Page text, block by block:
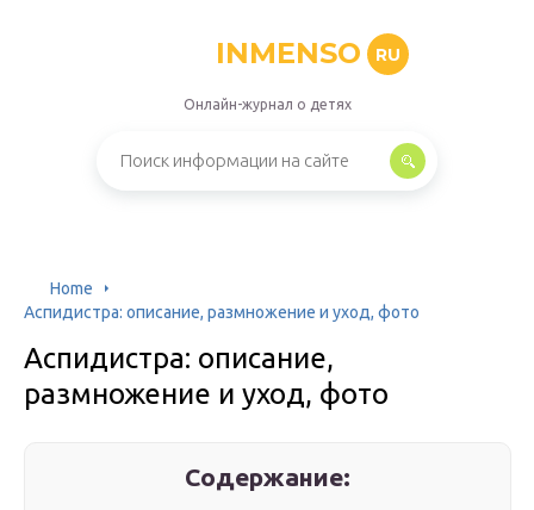
INMENSO RU
Онлайн-журнал о детях
Home
Аспидистра: описание, размножение и уход, фото
Аспидистра: описание,
размножение и уход, фото
Содержание: